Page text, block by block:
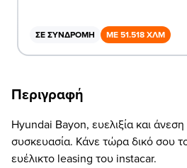
ΣΕ ΣΥΝΔΡΟΜΉ ΜΕ 51.518 ΧΛΜ
Περιγραφή
Hyundai Bayon, ευελιξία και
συσκευασία. Κάνε τώρα δικό σου
ευέλικτο leasing του instacar.